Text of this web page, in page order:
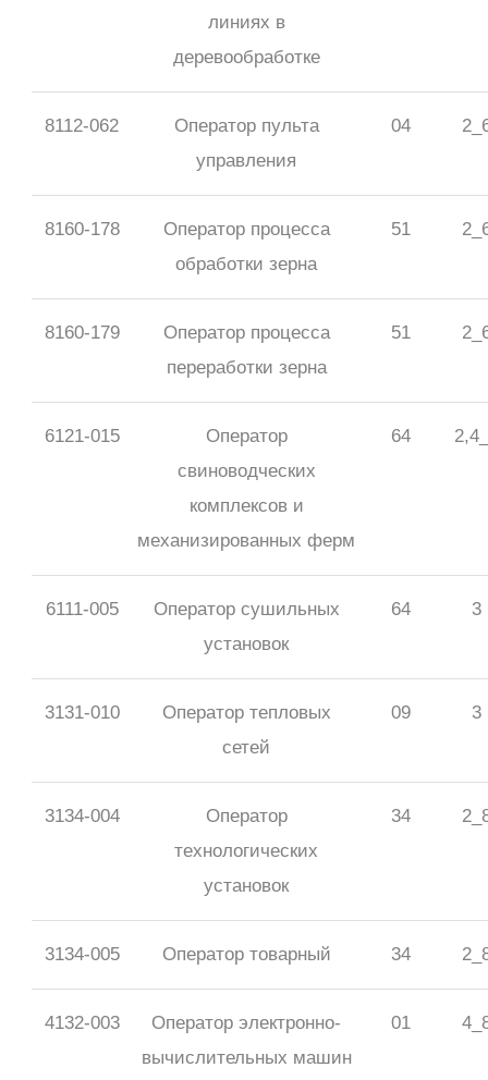
линиях в
деревообработке
8112-062
Оператор пульта
управления
04
8160-178
Оператор процесса
обработки зерна
51
8160-179
Оператор процесса
переработки зерна
51
6121-015
Оператор
свиноводческих
комплексов и
механизированных ферм
64
6111-005
Оператор сушильных
установок
64 3
3131-010
Оператор тепловых
сетей
09 3
3134-004
Оператор
технологических
установок
34
3134-005 Оператор товарный 34
4132-003
Оператор электронно-
вычислительных машин
01